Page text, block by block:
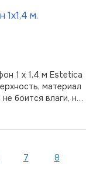
1х1,4 м.
1 х 1,4 м Estetica
материал
боится влаги, на
7 8